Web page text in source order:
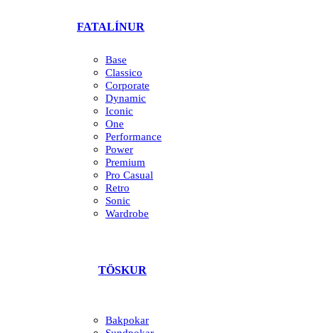
FATALÍNUR
Base
Classico
Corporate
Dynamic
Iconic
One
Performance
Power
Premium
Pro Casual
Retro
Sonic
Wardrobe
TÖSKUR
Bakpokar